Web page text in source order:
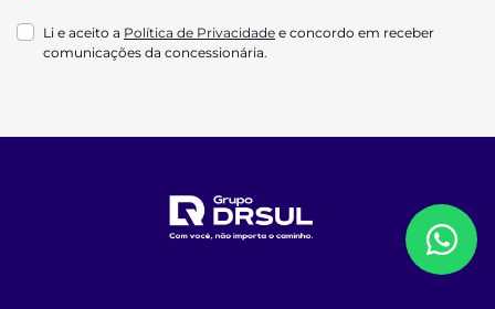
Li e aceito a Política de Privacidade e concordo em receber
comunicações da concessionária.